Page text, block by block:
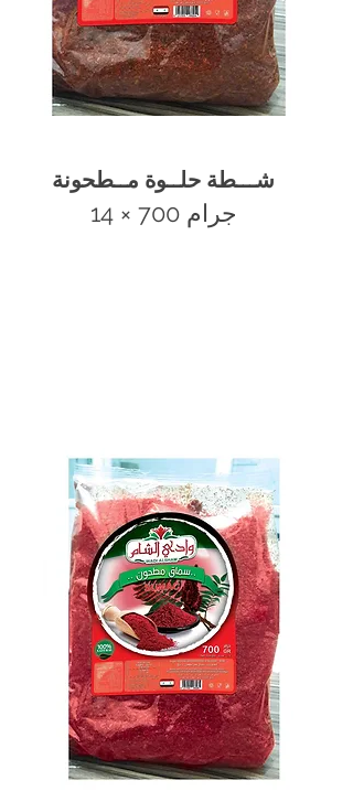
شـــطة حلــوة مــطحونة
14 × 700 جرام